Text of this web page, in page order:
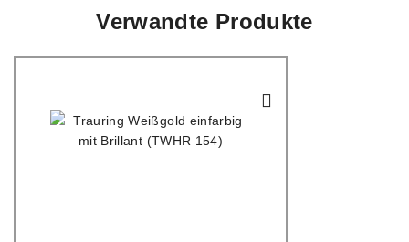
Verwandte Produkte